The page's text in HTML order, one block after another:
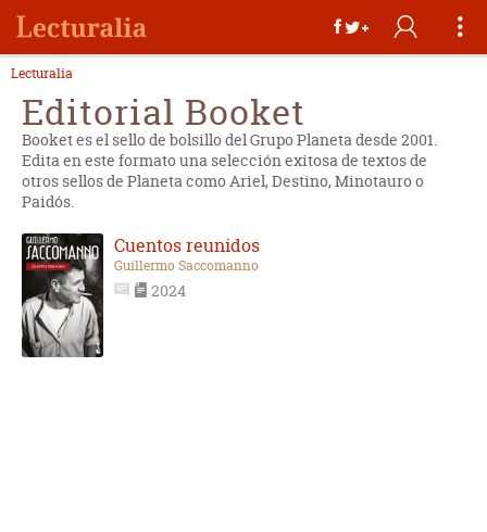
Lecturalia
Editorial Booket
Booket es el sello de bolsillo del Grupo Planeta desde 2001.
Edita en este formato una selección exitosa de textos de
otros sellos de Planeta como Ariel, Destino, Minotauro o
Paidós.
Cuentos reunidos
Guillermo Saccomanno
2024